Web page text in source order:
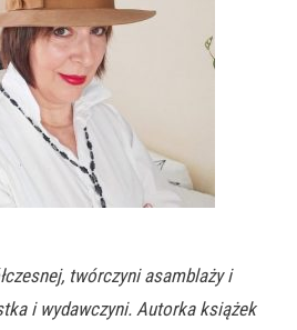
twórczyni asamblaży i
i wydawczyni. Autorka książek